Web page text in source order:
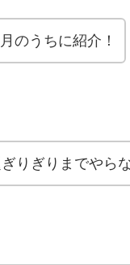
のうちに紹介！
りぎりまでやら